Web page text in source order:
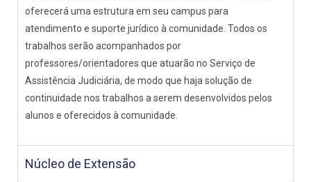
oferecerá uma estrutura em seu campus para
atendimento e suporte jurídico à comunidade. Todos os
trabalhos serão acompanhados por
professores/orientadores que atuarão no Serviço de
Assistência Judiciária, de modo que haja solução de
continuidade nos trabalhos a serem desenvolvidos pelos
alunos e oferecidos à comunidade.
Núcleo de Extensão